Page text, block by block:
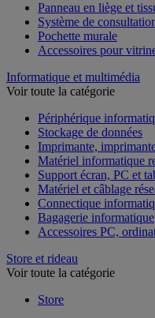
Panneau en liège et
Système de
Pochette murale
Accessoires pour
Informatique et multimédia
Voir toute la catégorie
Périphérique
Stockage de données
Imprimante,
Matériel informatique
Support écran, PC et
Matériel et câblage
Connectique
Bagagerie informatique
Accessoires PC,
Store et rideau
Voir toute la catégorie
Store